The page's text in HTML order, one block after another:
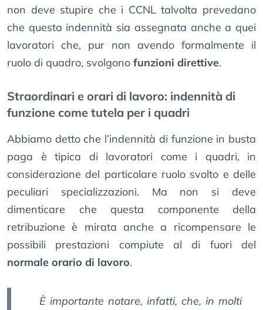
non deve stupire che i CCNL talvolta prevedano
che questa indennità sia assegnata anche a quei
lavoratori che, pur non avendo formalmente il
ruolo di quadro, svolgono funzioni direttive.
Straordinari e orari di lavoro: indennità di
funzione come tutela per i quadri
Abbiamo detto che l’indennità di funzione in busta
paga è tipica di lavoratori come i quadri, in
considerazione del particolare ruolo svolto e delle
peculiari specializzazioni. Ma non si deve
dimenticare che questa componente della
retribuzione è mirata anche a ricompensare le
possibili prestazioni compiute al di fuori del
normale orario di lavoro.
È importante notare, infatti, che, in molti